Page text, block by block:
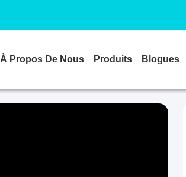
À Propos De Nous Produits Blogues